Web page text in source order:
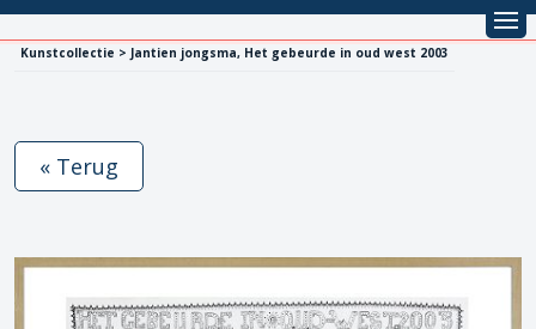
Kunstcollectie > Jantien jongsma, Het gebeurde in oud west 2003
« Terug